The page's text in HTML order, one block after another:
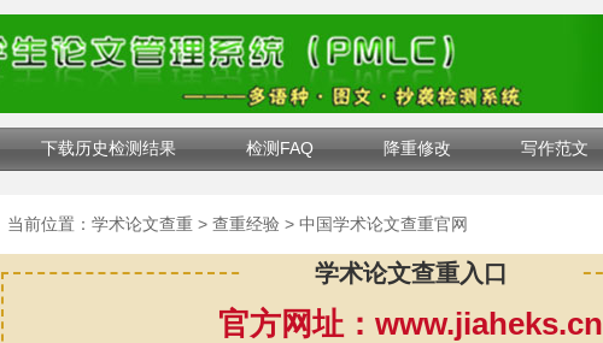
下载历史检测结果 检测FAQ 降重修改 写作范文
当前位置： 学术论文查重> 查重经验> 中国学术论文查重官网
学术论文查重入口
官方网址：www.jiaheks.cn